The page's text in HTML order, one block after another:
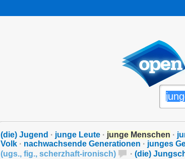
(die) Jugend · junge Leute · junge Menschen ·
Volk · nachwachsende Generationen · junges
(ugs., fig., scherzhaft-ironisch) · (die)